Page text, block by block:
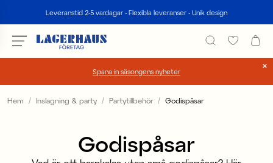
Leveranstid 2-5 vardagar - Flexibla leveranser - Unik design
Spana in säsongens nyheter
Välj språk / valuta
FI / EUR
Hem Inslagning & party Partytillbehör Godispåsar
Godispåsar